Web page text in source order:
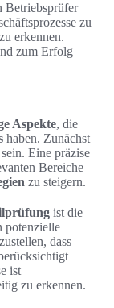
Betriebsprüfer
zu
erkennen.
zum Erfolg
Aspekte, die
haben. Zunächst
Eine präzise
Bereiche
zu steigern.
ist die
potenzielle
dass
ist
zu erkennen.